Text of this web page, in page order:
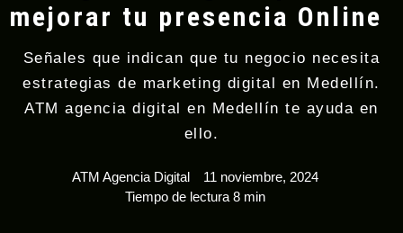
mejorar tu presencia Online
Señales que indican que tu negocio necesita
estrategias de marketing digital en Medellín.
ATM agencia digital en Medellín te ayuda en
ello.
ATM Agencia Digital
11 noviembre, 2024
Tiempo de lectura 8 min